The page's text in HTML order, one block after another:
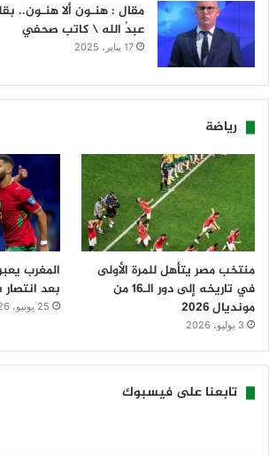
مقال : هنـون ألا هنـون..
عبدُ الله \ كاتب صحفي
17 يناير، 2025
رياضة
منتخب مصر يتأهل للمرة الأولى
في تاريخه إلى دور الـ16 من
مونديال 2026
3 يوليو، 2026
المغرب
بعد
25 يونيو، 2026
تابعنا على فيسبوك